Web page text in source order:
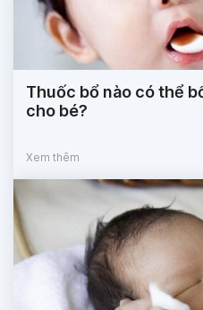
Thuốc bổ nào có thể
cho bé?
Xem thêm